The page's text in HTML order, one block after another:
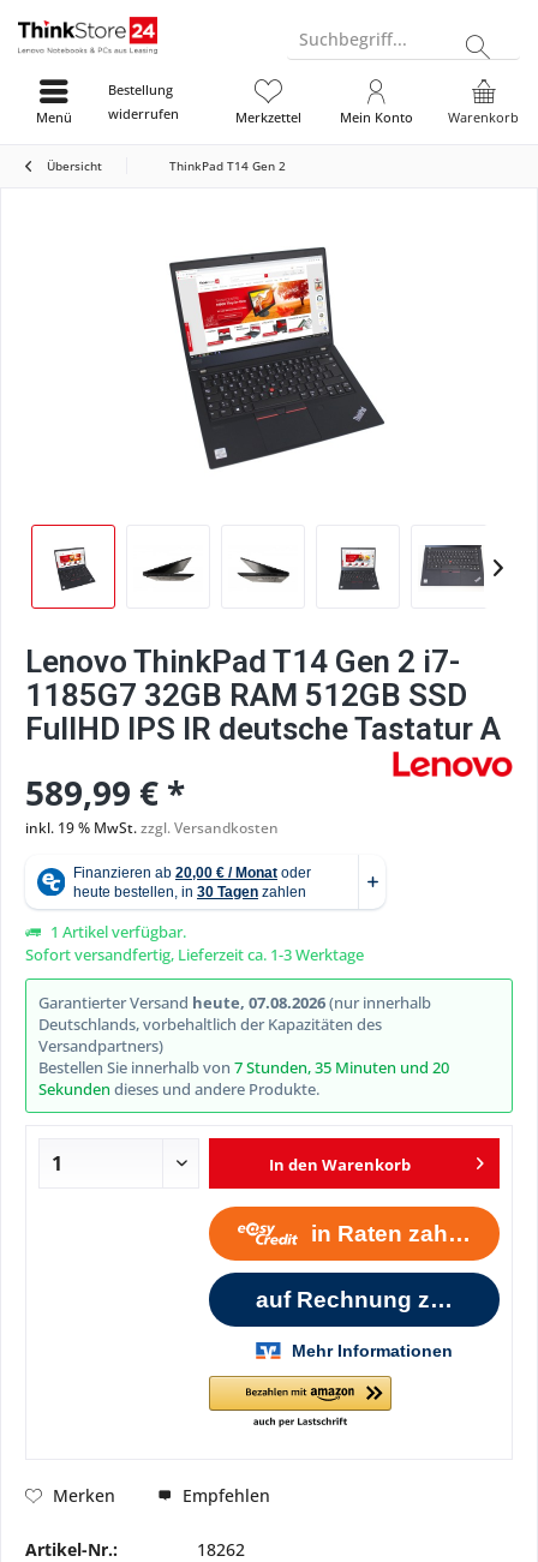
Suchbegriff...
Bestellung
widerrufen
Warenkorb
Merkzettel Mein Konto
Menü
Übersicht ThinkPad T14 Gen 2
Lenovo ThinkPad T14 Gen 2 i7-
1185G7 32GB RAM 512GB SSD
FullHD IPS IR deutsche Tastatur A
589,99 € *
inkl. 19 % MwSt.zzgl. Versandkosten
1 Artikel verfügbar.
Sofort versandfertig, Lieferzeit ca. 1-3 Werktage
Garantierter Versand heute, 07.08.2026(nur innerhalb
Deutschlands, vorbehaltlich der Kapazitäten des
Versandpartners)
Bestellen Sie innerhalb von 7 Stunden, 35 Minuten und 19
Sekunden dieses und andere Produkte.
In den Warenkorb
Merken Empfehlen
Artikel-Nr.:
18262